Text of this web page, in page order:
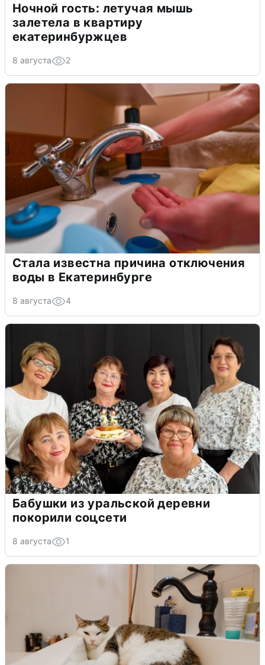
Ночной гость: летучая мышь
залетела в квартиру
екатеринбуржцев
8 августа 2
Стала известна причина отключения
воды в Екатеринбурге
8 августа 4
Бабушки из уральской деревни
покорили соцсети
8 августа 1